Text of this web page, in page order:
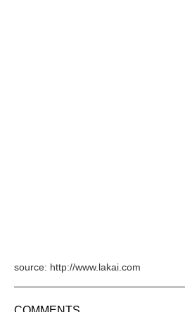
source: http://www.lakai.com